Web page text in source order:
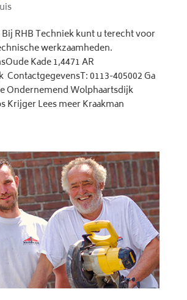
RHB Techniek kunt u terecht voor
werkzaamheden.
Kade 1,4471 AR
0113-405002 Ga
Ondernemend Wolphaartsdijk
Krijger Lees meer Kraakman